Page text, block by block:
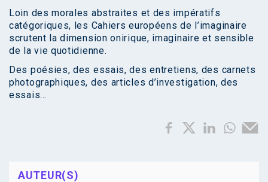
Loin des morales abstraites et des impératifs
catégoriques, les Cahiers européens de l’imaginaire
scrutent la dimension onirique, imaginaire et sensible
de la vie quotidienne.
Des poésies, des essais, des entretiens, des carnets
photographiques, des articles d’investigation, des
essais…
AUTEUR(S)